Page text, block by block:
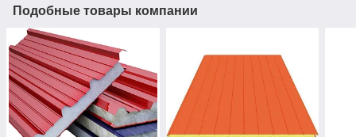
Подобные товары компании